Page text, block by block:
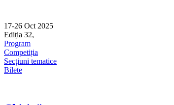
17-26 Oct 2025
Ediția 32,
Program
Competiția
Secțiuni tematice
Bilete